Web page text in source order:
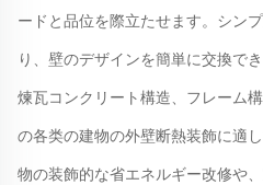
ードと品位を際立たせます。シン
り、壁のデザインを簡単に交換で
煉瓦コンクリート構造、フレーム
の各类の建物の外壁断熱装飾に適
物の装飾的な省エネルギー改修や